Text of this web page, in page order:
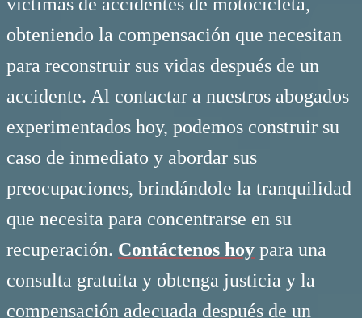
obteniendo la compensación que necesitan
para reconstruir sus vidas después de un
accidente. Al contactar a nuestros abogados
experimentados hoy, podemos construir su
caso de inmediato y abordar sus
preocupaciones, brindándole la tranquilidad
que necesita para concentrarse en su
recuperación. Contáctenos hoy para una
consulta gratuita y obtenga justicia y la
compensación adecuada después de un